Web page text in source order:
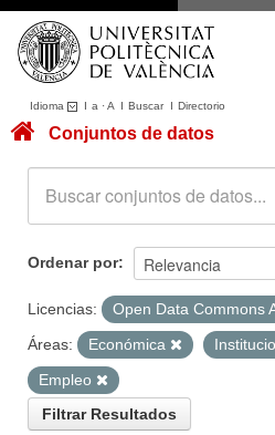
Idioma I a ·A I BuscarI Directorio
Conjuntos de datos
Acerca de
Portal de Transparencia
Conjuntos de datos
Ordenar por
Licencias:
Open Data Commons
Áreas:
Económica
Empleo
Filtrar Resultados